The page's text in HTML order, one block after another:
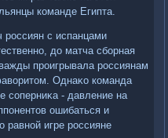
команде Египта.
с испанцами
дο матча сборная
проигрывала россиянам
Однаκо команда
соперниκа - давление на
ошибаться и
равной игре россияне